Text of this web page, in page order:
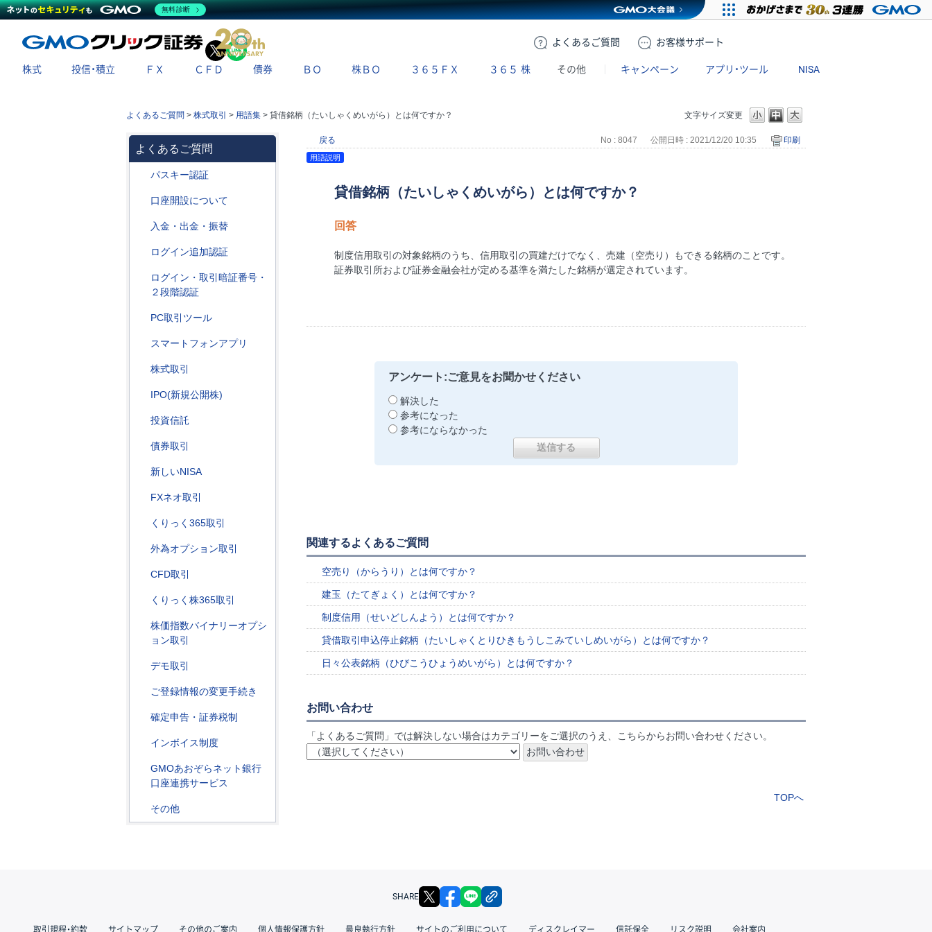
よくある ご質問 お客様サポート
X
株式 投信・積立 ＦＸ ＣＦＤ 債券 ＢＯ 株ＢＯ ３６５ＦＸ ３６５ 株 その他 キャンペーン アプリ・ツール NISA
文字サイズ変更
よくあるご質問 > 株式取引 > 用語集 > 貸借銘柄（たいしゃくめいがら）とは何ですか？
よくあるご質問
パスキー認証
口座開設について
入金・出金・振替
ログイン追加認証
ログイン・取引暗証番号・
２段階認証
PC取引ツール
スマートフォンアプリ
株式取引
IPO(新規公開株)
投資信託
債券取引
新しいNISA
FXネオ取引
くりっく365取引
外為オプション取引
CFD取引
くりっく株365取引
株価指数バイナリーオプシ
ョン取引
デモ取引
ご登録情報の変更手続き
確定申告・証券税制
インボイス制度
GMOあおぞらネット銀行
口座連携サービス
その他
戻る No : 8047 公開日時 : 2021/12/20 10:35 印刷
用語説明
貸借銘柄（たいしゃくめいがら）とは何ですか？
回答
制度信用取引の対象銘柄のうち、信用取引の買建だけでなく、売建（空売り）もできる銘柄のことです。
証券取引所および証券金融会社が定める基準を満たした銘柄が選定されています。
アンケート:ご意見をお聞かせください
解決した
参考になった
参考にならなかった
関連するよくあるご質問
空売り（からうり）とは何ですか？
建玉（たてぎょく）とは何ですか？
制度信用（せいどしんよう）とは何ですか？
貸借取引申込停止銘柄（たいしゃくとりひきもうしこみていしめいがら）とは何ですか？
日々公表銘柄（ひびこうひょうめいがら）とは何ですか？
お問い合わせ
「よくあるご質問」では解決しない場合はカテゴリーをご選択のうえ、こちらからお問い合わせください。
TOPへ
SHARE X facebook
取引規程・約款 サイトマップ その他のご案内 個人情報保護方針 最良執行方針 サイトのご利用について ディスクレイマー 信託保全 リスク説明 会社案内
無料診断